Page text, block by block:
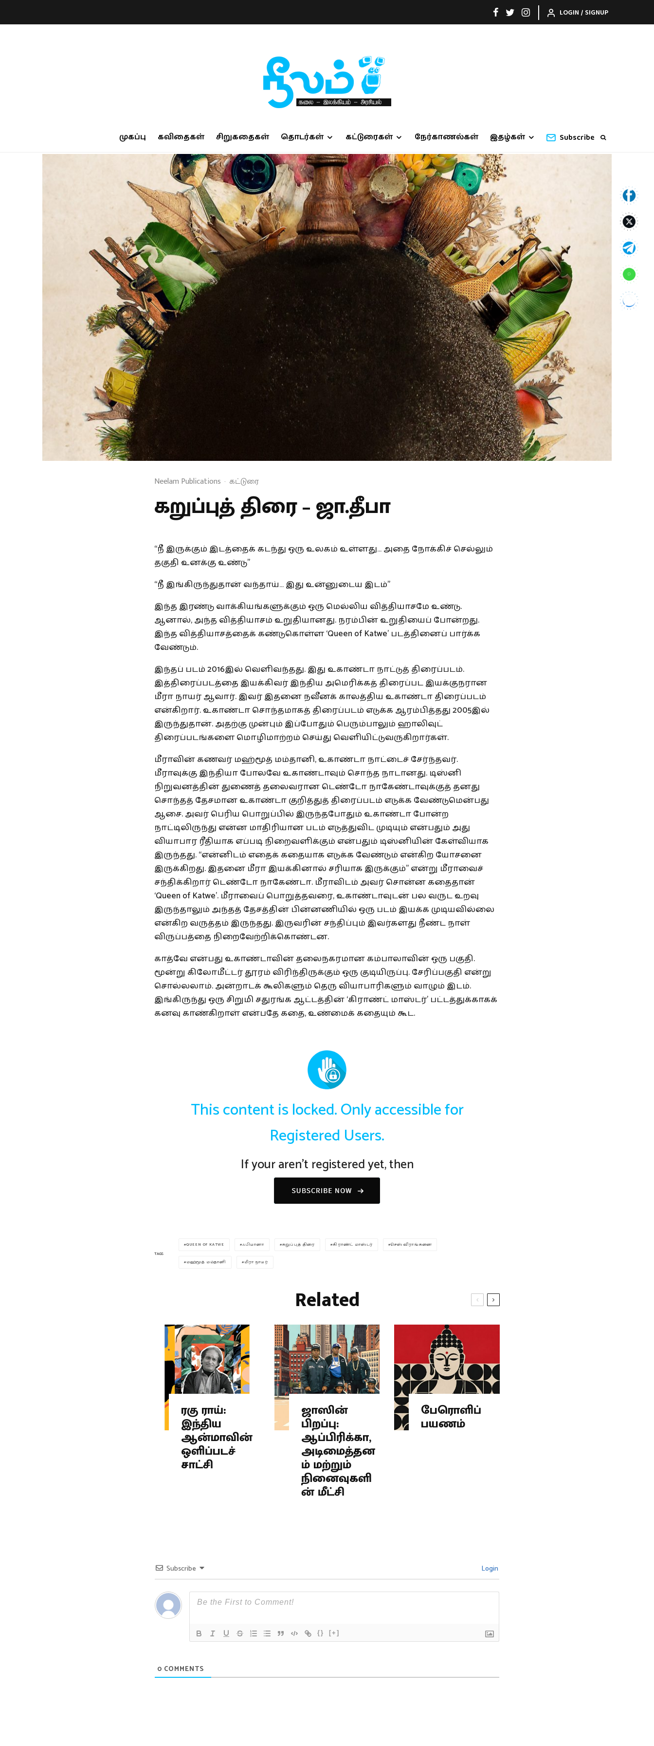
LOGIN / SIGNUP
முகப்பு கவிதைகள் சிறுகதைகள் தொடர்கள் கட்டுரைகள் நேர்காணல்கள் இதழ்கள் Subscribe
Neelam Publications · கட்டுரை
கறுப்புத் திரை – ஜா.தீபா
“நீ இருக்கும் இடத்தைக் கடந்து ஒரு உலகம் உள்ளது… அதை நோக்கிச் செல்லும்
தகுதி உனக்கு உண்டு”
“நீ இங்கிருந்துதான் வந்தாய்… இது உன்னுடைய இடம்”
இந்த இரண்டு வாக்கியங்களுக்கும் ஒரு மெல்லிய வித்தியாசமே உண்டு.
ஆனால், அந்த வித்தியாசம் உறுதியானது. நரம்பின் உறுதியைப் போன்றது.
இந்த வித்தியாசத்தைக் கண்டுகொள்ள ‘Queen of Katwe’ படத்தினைப் பார்க்க
வேண்டும்.
இந்தப் படம் 2016இல் வெளிவந்தது. இது உகாண்டா நாட்டுத் திரைப்படம்.
இத்திரைப்படத்தை இயக்கிவர் இந்திய அமெரிக்கத் திரைப்பட இயக்குநரான
மீரா நாயர் ஆவார். இவர் இதனை நவீனக் காலத்திய உகாண்டா திரைப்படம்
என்கிறார். உகாண்டா சொந்தமாகத் திரைப்படம் எடுக்க ஆரம்பித்தது 2005இல்
இருந்துதான். அதற்கு முன்பும் இப்போதும் பெரும்பாலும் ஹாலிவுட்
திரைப்படங்களை மொழிமாற்றம் செய்து வெளியிட்டுவருகிறார்கள்.
மீராவின் கணவர் மஹ்மூத் மம்தானி, உகாண்டா நாட்டைச் சேர்ந்தவர்.
மீராவுக்கு இந்தியா போலவே உகாண்டாவும் சொந்த நாடானது. டிஸ்னி
நிறுவனத்தின் துணைத் தலைவரான டெண்டோ நாகேண்டாவுக்குத் தனது
சொந்தத் தேசமான உகாண்டா குறித்துத் திரைப்படம் எடுக்க வேண்டுமென்பது
ஆசை. அவர் பெரிய பொறுப்பில் இருந்தபோதும் உகாண்டா போன்ற
நாட்டிலிருந்து என்ன மாதிரியான படம் எடுத்துவிட முடியும் என்பதும் அது
வியாபார ரீதியாக எப்படி நிறைவளிக்கும் என்பதும் டிஸ்னியின் கேள்வியாக
இருந்தது. “என்னிடம் எதைக் கதையாக எடுக்க வேண்டும் என்கிற யோசனை
இருக்கிறது. இதனை மீரா இயக்கினால் சரியாக இருக்கும்” என்று மீராவைச்
சந்திக்கிறார் டெண்டோ நாகேண்டா. மீராவிடம் அவர் சொன்ன கதைதான்
‘Queen of Katwe’. மீராவைப் பொறுத்தவரை, உகாண்டாவுடன் பல வருட உறவு
இருந்தாலும் அந்தத் தேசத்தின் பின்னணியில் ஒரு படம் இயக்க முடியவில்லை
என்கிற வருத்தம் இருந்தது. இருவரின் சந்திப்பும் இவர்களது நீண்ட நாள்
விருப்பத்தை நிறைவேற்றிக்கொண்டன.
காத்வே என்பது உகாண்டாவின் தலைநகரமான கம்பாலாவின் ஒரு பகுதி.
மூன்று கிலோமீட்டர் தூரம் விரிந்திருக்கும் ஒரு குடியிருப்பு. சேரிப்பகுதி என்று
சொல்லலாம். அன்றாடக் கூலிகளும் தெரு வியாபாரிகளும் வாழும் இடம்.
இங்கிருந்து ஒரு சிறுமி சதுரங்க ஆட்டத்தின் ‘கிராண்ட் மாஸ்டர்’ பட்டத்துக்காகக்
கனவு காண்கிறாள் என்பதே கதை, உண்மைக் கதையும் கூட.
This content is locked. Only accessible for
Registered Users.
If your aren't registered yet, then
TAGS
QUEEN OF KATWE ஃபியானா கறுப்புத் திரை கிராண்ட் மாஸ்டர் செஸ் வீராங்கனை
மஹ்மூத் மம்தானி மீரா நாயர்
Related
ரகு ராய்:
இந்திய
ஆன்மாவின்
ஒளிப்படச்
சாட்சி
ஜாஸின்
பிறப்பு:
ஆப்பிரிக்கா,
அடிமைத்தன
ம் மற்றும்
நினைவுகளி
ன் மீட்சி
பேரொளிப்
பயணம்
Subscribe Login
{} [+]
0 COMMENTS